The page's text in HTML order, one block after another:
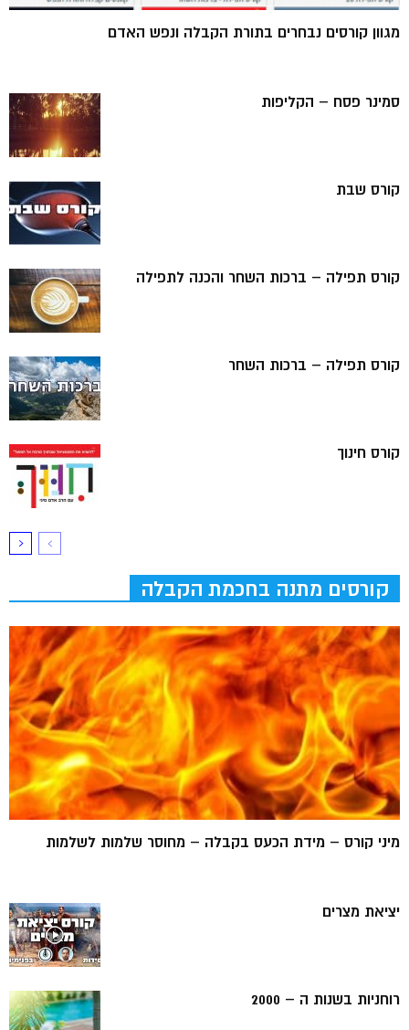
מגוון קורסים נבחרים בתורת הקבלה ונפש האדם
סמינר פסח – הקליפות
קורס שבת
קורס תפילה – ברכות השחר והכנה לתפילה
קורס תפילה – ברכות השחר
קורס חינוך
קורסים מתנה בחכמת הקבלה
מיני קורס – מידת הכעס בקבלה – מחוסר שלמות לשלמות
יציאת מצרים
רוחניות בשנות ה – 2000